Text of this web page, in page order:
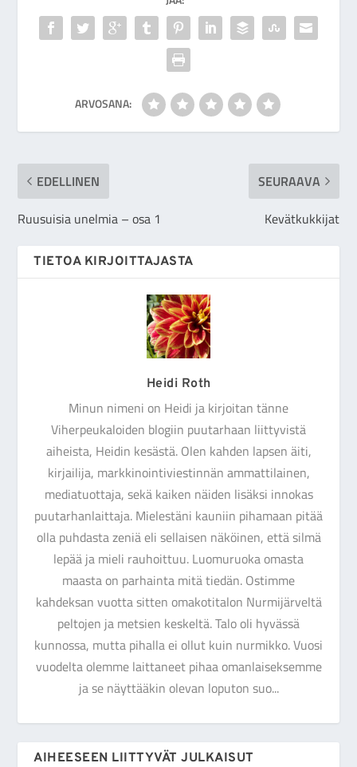
ARVOSANA:
EDELLINEN
Ruusuisia unelmia – osa 1
SEURAAVA
Kevätkukkijat
TIETOA KIRJOITTAJASTA
Heidi Roth
Minun nimeni on Heidi ja kirjoitan tänne
Viherpeukaloiden blogiin puutarhaan liittyvistä
aiheista, Heidin kesästä. Olen kahden lapsen äiti,
kirjailija, markkinointiviestinnän ammattilainen,
mediatuottaja, sekä kaiken näiden lisäksi innokas
puutarhanlaittaja. Mielestäni kauniin pihamaan pitää
olla puhdasta zeniä eli sellaisen näköinen, että silmä
lepää ja mieli rauhoittuu. Luomuruoka omasta
maasta on parhainta mitä tiedän. Ostimme
kahdeksan vuotta sitten omakotitalon Nurmijärveltä
peltojen ja metsien keskeltä. Talo oli hyvässä
kunnossa, mutta pihalla ei ollut kuin nurmikko. Vuosi
vuodelta olemme laittaneet pihaa omanlaiseksemme
ja se näyttääkin olevan loputon suo...
AIHEESEEN LIITTYVÄT JULKAISUT